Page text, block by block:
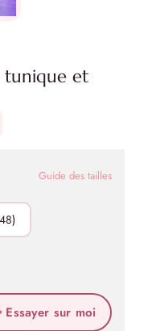
tunique et
Guide des tailles
Essayer sur moi